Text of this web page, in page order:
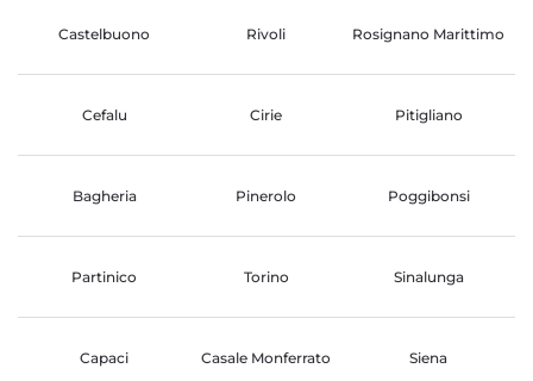
Castelbuono Rivoli Rosignano Marittimo
Cefalu Cirie Pitigliano
Bagheria Pinerolo Poggibonsi
Partinico Torino Sinalunga
Capaci Casale Monferrato Siena